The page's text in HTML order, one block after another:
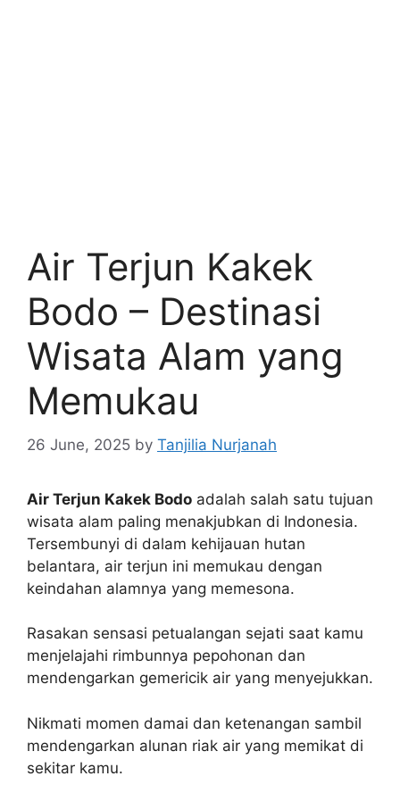
Air Terjun Kakek
Bodo – Destinasi
Wisata Alam yang
Memukau
26 June, 2025 by Tanjilia Nurjanah
Air Terjun Kakek Bodo adalah salah satu tujuan
wisata alam paling menakjubkan di Indonesia.
Tersembunyi di dalam kehijauan hutan
belantara, air terjun ini memukau dengan
keindahan alamnya yang memesona.
Rasakan sensasi petualangan sejati saat kamu
menjelajahi rimbunnya pepohonan dan
mendengarkan gemericik air yang menyejukkan.
Nikmati momen damai dan ketenangan sambil
mendengarkan alunan riak air yang memikat di
sekitar kamu.